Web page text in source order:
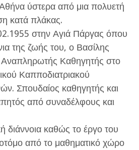
ύστερα από μια πολυετή
κατά πλάκας.
στην Αγιά Πάργας όπου
της ζωής του, ο Βασίλης
Καθηγητής στο
Καπποδιατριακού
Σπουδαίος καθηγητής και
από συναδέλφους και
διάννοια καθώς το έργο του
από το μαθηματικό χώρο